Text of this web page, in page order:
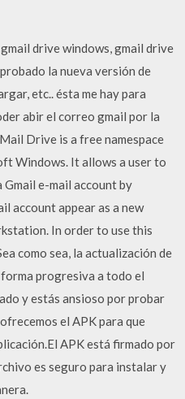
drive windows, gmail drive
la nueva versión de
etc.. ésta me hay para
abir el correo gmail por la
Drive is a free namespace
Windows. It allows a user to
e-mail account by
account appear as a new
In order to use this
como sea, la actualización de
progresiva a todo el
y estás ansioso por probar
el APK para que
APK está firmado por
es seguro para instalar y